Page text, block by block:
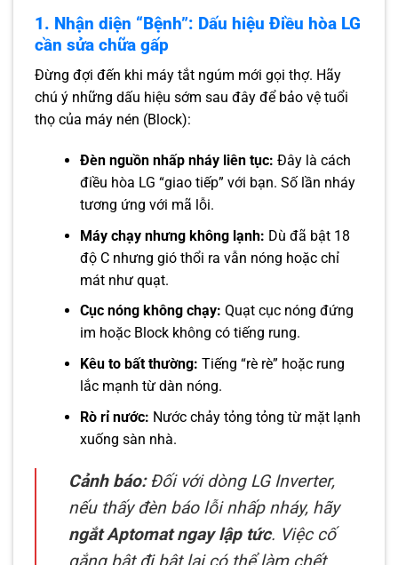
1. Nhận diện “Bệnh”: Dấu hiệu Điều hòa LG
cần sửa chữa gấp
Đừng đợi đến khi máy tắt ngúm mới gọi thợ. Hãy
chú ý những dấu hiệu sớm sau đây để bảo vệ tuổi
thọ của máy nén (Block):
Đèn nguồn nhấp nháy liên tục: Đây là cách
điều hòa LG “giao tiếp” với bạn. Số lần nháy
tương ứng với mã lỗi.
Máy chạy nhưng không lạnh: Dù đã bật 18
độ C nhưng gió thổi ra vẫn nóng hoặc chỉ
mát như quạt.
Cục nóng không chạy: Quạt cục nóng đứng
im hoặc Block không có tiếng rung.
Kêu to bất thường: Tiếng “rè rè” hoặc rung
lắc mạnh từ dàn nóng.
Rò rỉ nước: Nước chảy tỏng tỏng từ mặt lạnh
xuống sàn nhà.
Cảnh báo:Đối với dòng LG Inverter,
nếu thấy đèn báo lỗi nhấp nháy, hãy
ngắt Aptomat ngay lập tức. Việc cố
gắng bật đi bật lại có thể làm chết